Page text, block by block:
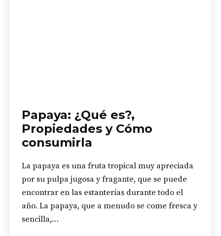
Papaya: ¿Qué es?,
Propiedades y Cómo
consumirla
La papaya es una fruta tropical muy apreciada
por su pulpa jugosa y fragante, que se puede
encontrar en las estanterías durante todo el
año. La papaya, que a menudo se come fresca y
sencilla,…